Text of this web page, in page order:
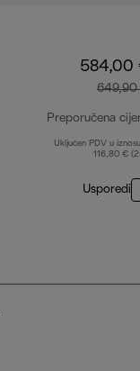
584,00
Preporučena
Uključen PDV u
116,80 €
Usporedi